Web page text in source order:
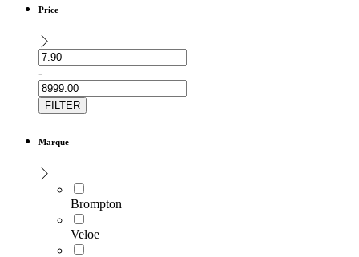
Price
-
FILTER
Marque
Brompton
Veloe